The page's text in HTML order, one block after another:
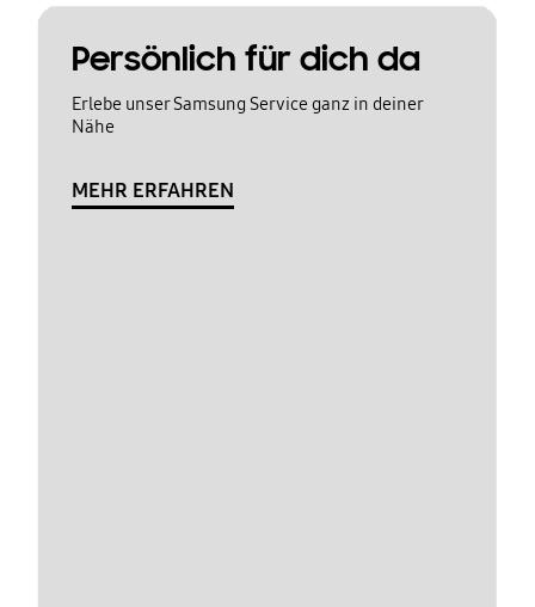
Persönlich für dich da
Erlebe unser Samsung Service ganz in deiner
Nähe
MEHR ERFAHREN